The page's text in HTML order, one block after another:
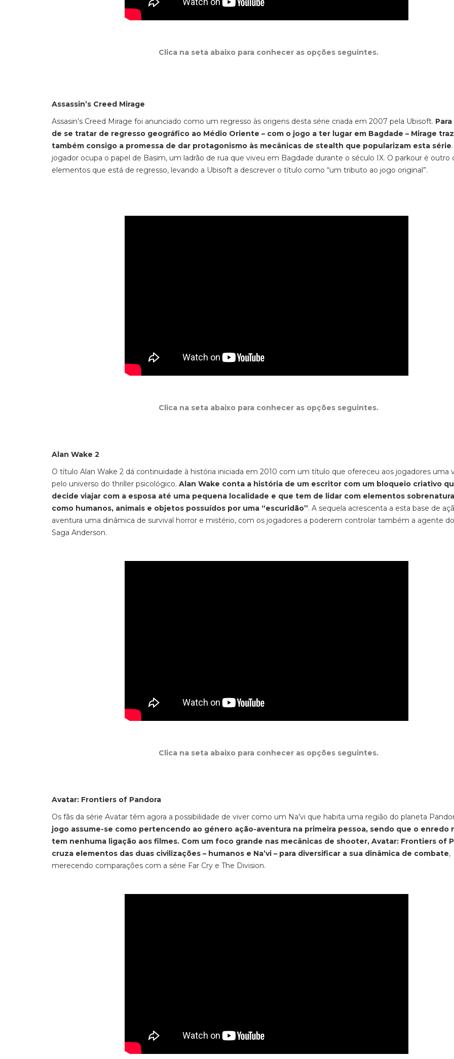
Clica na seta abaixo para conhecer as opções seguintes.
Assassin’s Creed Mirage
Assasin’s Creed Mirage foi anunciado como um regresso às origens desta série criada em 2007 pela Ubisoft.
de se tratar de regresso geográfico ao Médio Oriente – com o jogo a ter lugar em Bagdade – Mirage
também consigo a promessa de dar protagonismo às mecânicas de stealth que popularizam esta série
jogador ocupa o papel de Basim, um ladrão de rua que viveu em Bagdade durante o século IX. O parkour é outro
elementos que está de regresso, levando a Ubisoft a descrever o título como “um tributo ao jogo original”.
Clica na seta abaixo para conhecer as opções seguintes.
Alan Wake 2
O título Alan Wake 2 dá continuidade à história iniciada em 2010 com um título que ofereceu aos jogadores uma
pelo universo do thriller psicológico. Alan Wake conta a história de um escritor com um bloqueio criativo
decide viajar com a esposa até uma pequena localidade e que tem de lidar com elementos
como humanos, animais e objetos possuídos por uma “escuridão”. A sequela acrescenta a esta base de
aventura uma dinâmica de survival horror e mistério, com os jogadores a poderem controlar também a agente
Saga Anderson.
Clica na seta abaixo para conhecer as opções seguintes.
Avatar: Frontiers of Pandora
Os fãs da série Avatar têm agora a possibilidade de viver como um Na’vi que habita uma região do planeta
jogo assume-se como pertencendo ao género ação-aventura na primeira pessoa, sendo que o enredo
tem nenhuma ligação aos filmes. Com um foco grande nas mecânicas de shooter, Avatar: Frontiers of
cruza elementos das duas civilizações – humanos e Na’vi – para diversificar a sua dinâmica de combate,
merecendo comparações com a série Far Cry e The Division.